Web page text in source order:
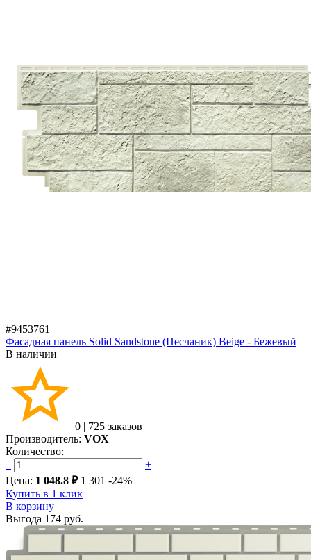
#9453761
Фасадная панель Solid Sandstone (Песчаник) Beige - Бежевый
В наличии
0 | 725 заказов
Производитель: VOX
Количество:
–
+
Цена: 1 048.8 ₽ 1 301 -24%
Купить в 1 клик
В корзину
Выгода 174 руб.